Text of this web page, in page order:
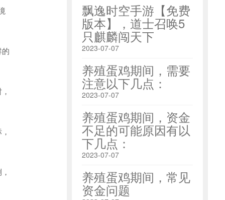
飘逸时空手游【免费
版本】，道士召唤5
只麒麟闯天下
2023-07-07
养殖蛋鸡期间，需要
注意以下几点：
2023-07-07
养殖蛋鸡期间，资金
不足的可能原因有以
下几点：
2023-07-07
养殖蛋鸡期间，常见
资金问题